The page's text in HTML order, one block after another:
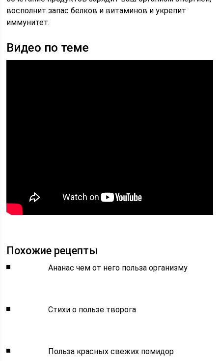
восполнит запас белков и витаминов и укрепит
иммунитет.
Видео по теме
Похожие рецепты
Ананас чем от него польза организму
Стихи о пользе творога
Польза красных свежих помидор